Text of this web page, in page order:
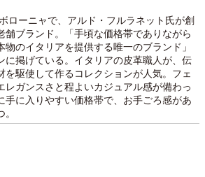
ローニャで、アルド・フルラネット氏が創
舗ブランド。「手頃な価格帯でありながら
物のイタリアを提供する唯一のブランド」
に掲げている。イタリアの皮革職人が、伝
を駆使して作るコレクションが人気。フェ
レガンスさと程よいカジュアル感が備わっ
手に入りやすい価格帯で、お手ごろ感があ